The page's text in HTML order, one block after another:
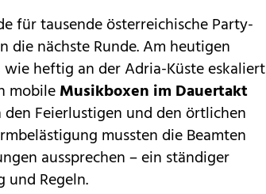
für tausende österreichische Party-
die nächste Runde. Am heutigen
wie heftig an der Adria-Küste eskaliert
mobileMusikboxen im Dauertakt
den Feierlustigen und den örtlichen
mussten die Beamten
aussprechen – ein ständiger
und Regeln.